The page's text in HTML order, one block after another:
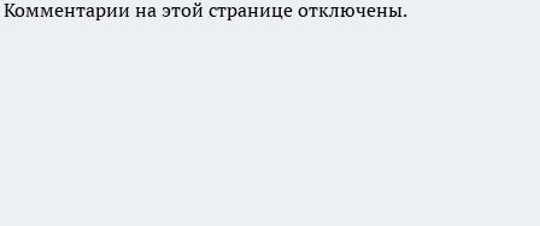
Комментарии на этой странице отключены.